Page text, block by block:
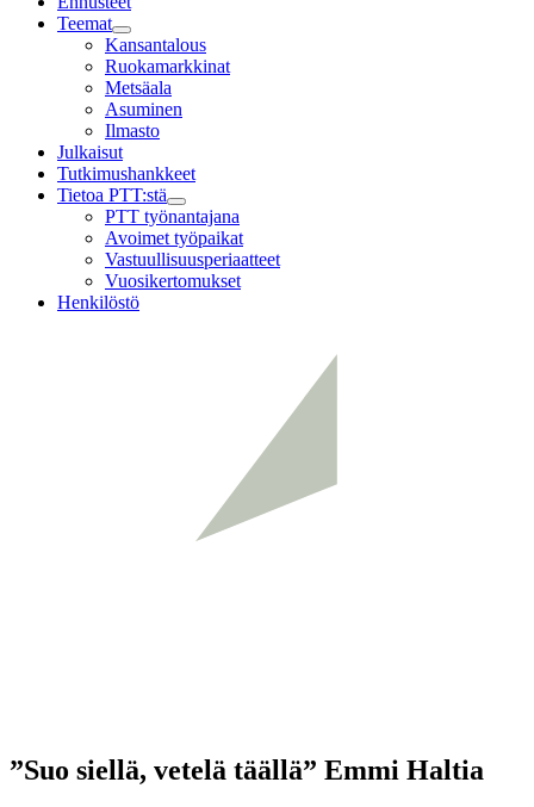
Teemat
Child
menu
Kansantalous
Ruokamarkkinat
Metsäala
Asuminen
Ilmasto
Julkaisut
Tutkimushankkeet
Tietoa PTT:stä
Child
menu
PTT työnantajana
Avoimet työpaikat
Vastuullisuusperiaatteet
Vuosikertomukset
Henkilöstö
”Suo siellä, vetelä täällä” Emmi Haltia